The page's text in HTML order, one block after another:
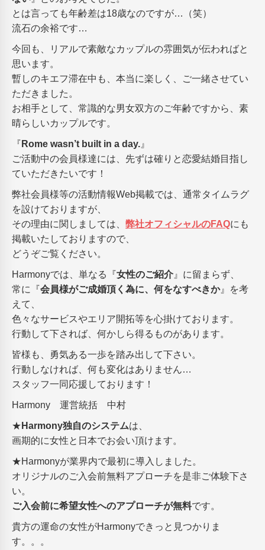
とは言っても年齢差は18歳なのですが…（笑）
流石の余裕です…
今回も、リアルで素敵なカップルの雰囲気が伝わればと
思います。
暫しのキエフ滞在中も、本当に楽しく、ご一緒させてい
ただきました。
お相手として、常識的な男女双方のご年齢ですから、素
晴らしいカップルです。
『 Rome wasn’t built in a day. 』
ご活動中の会員様達には、先ずは確りと恋愛結婚目指し
ていただきたいです！
弊社会員様等の活動情報Web掲載では、通常タイムラグ
を設けておりますが、
その理由に関しましては、 弊社オフィシャルのFAQにも
掲載いたしておりますので、
どうぞご覧ください。
Harmonyでは、単なる『女性のご紹介 』に留まらず、
常に『会員様がご成婚頂く為に、何をなすべきか』を考
えて、
色々なサービスやエリア開拓等を心掛けております。
行動して下されば、何かしら得るものがあります。
皆様も、勇気ある一歩を踏み出して下さい。
行動しなければ、何も変化はありません…
スタッフ一同応援しております！
Harmony 運営統括 中村
★ Harmony独自のシステムは、
画期的に女性と日本でお会い頂けます。
★Harmonyが業界内で最初に導入しました。
オリジナルのご入会前無料アプローチを是非ご体験下さ
い。
ご入会前に希望女性へのアプローチが無料です。
貴方の運命の女性がHarmonyできっと見つかりま
す。。。